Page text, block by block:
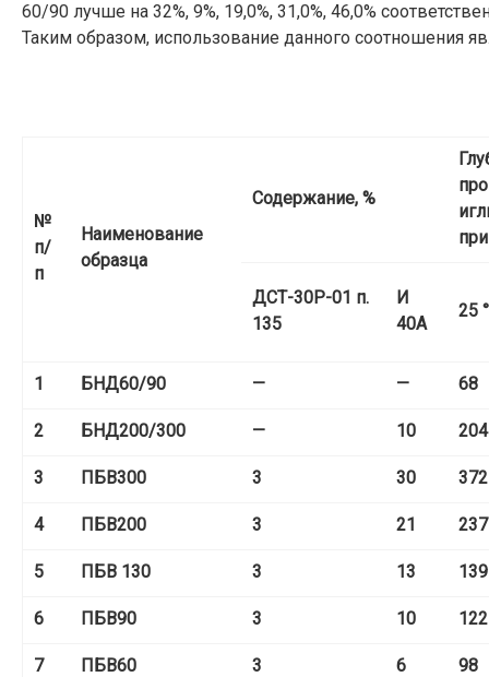
60/90 лучше на 32%, 9%, 19,0%, 31,0%, 46,0%
Таким образом, использование данного соотношения
№
п/
п
Наименование
образца
Содержание, %
при
ДСТ-30Р-01 п.
135
И
40А
25
1 БНД60/90 — — 68
2 БНД200/300 — 10 204
3 ПБВ300 3 30 372
4 ПБВ200 3 21 237
5 ПБВ 130 3 13 139
6 ПБВ90 3 10 122
7 ПБВ60 3 6 98